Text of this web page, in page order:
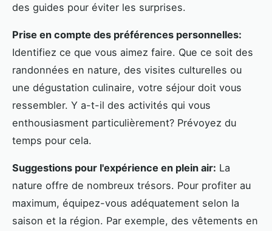
des guides pour éviter les surprises.
Prise en compte des préférences personnelles:
Identifiez ce que vous aimez faire. Que ce soit des
randonnées en nature, des visites culturelles ou
une dégustation culinaire, votre séjour doit vous
ressembler. Y a-t-il des activités qui vous
enthousiasment particulièrement? Prévoyez du
temps pour cela.
Suggestions pour l'expérience en plein air: La
nature offre de nombreux trésors. Pour profiter au
maximum, équipez-vous adéquatement selon la
saison et la région. Par exemple, des vêtements en